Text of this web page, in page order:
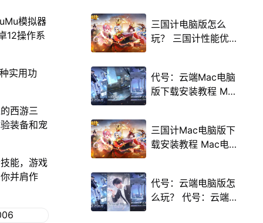
模拟器
12操作系
实用功
西游三
装备和宠
能，游戏
并肩作
三国计电脑版怎么
玩？ 三国计性能优化
程
代号：云端Mac电脑
版下载安装教程 Mac
三国计Mac电脑版下
载安装教程 Mac电脑
代号：云端电脑版怎
么玩？ 代号：云端性